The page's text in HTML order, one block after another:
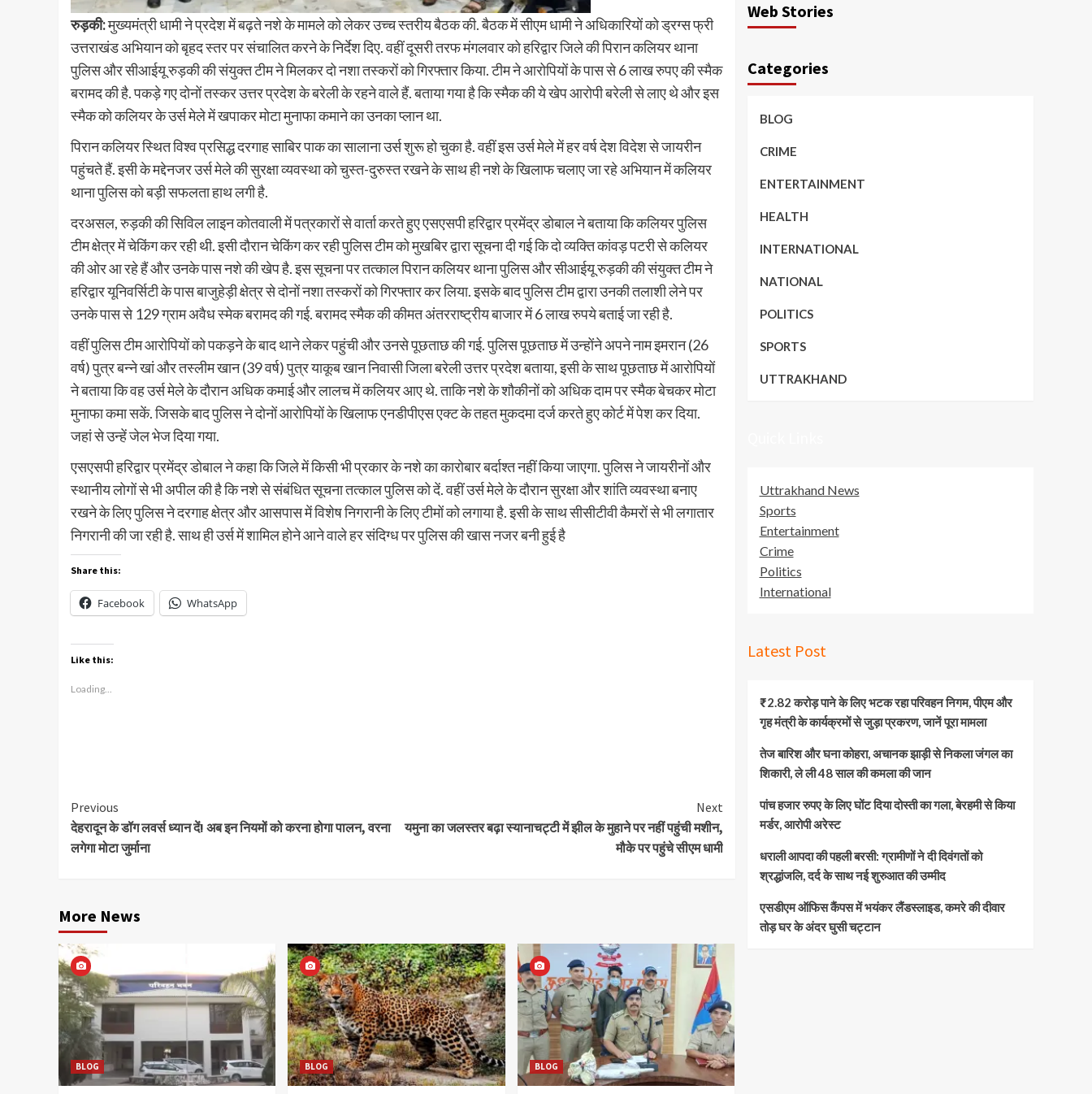
रुड़की:मुख्यमंत्री धामी ने प्रदेश में बढ़ते नशे के मामले को लेकर उच्च स्तरीय बैठक की. बैठक में सीएम धामी ने अधिकारियों को ड्रग्स फ्री
उत्तराखंड अभियान को बृहद स्तर पर संचालित करने के निर्देश दिए. वहीं दूसरी तरफ मंगलवार को हरिद्वार जिले की पिरान कलियर थाना
पुलिस और सीआईयू रुड़की की संयुक्त टीम ने मिलकर दो नशा तस्करों को गिरफ्तार किया. टीम ने आरोपियों के पास से 6 लाख रुपए की स्मैक
बरामद की है. पकड़े गए दोनों तस्कर उत्तर प्रदेश के बरेली के रहने वाले हैं. बताया गया है कि स्मैक की ये खेप आरोपी बरेली से लाए थे और इस
स्मैक को कलियर के उर्स मेले में खपाकर मोटा मुनाफा कमाने का उनका प्लान था.
पिरान कलियर स्थित विश्व प्रसिद्ध दरगाह साबिर पाक का सालाना उर्स शुरू हो चुका है. वहीं इस उर्स मेले में हर वर्ष देश विदेश से जायरीन
पहुंचते हैं. इसी के मद्देनजर उर्स मेले की सुरक्षा व्यवस्था को चुस्त-दुरुस्त रखने के साथ ही नशे के खिलाफ चलाए जा रहे अभियान में कलियर
थाना पुलिस को बड़ी सफलता हाथ लगी है.
दरअसल, रुड़की की सिविल लाइन कोतवाली में पत्रकारों से वार्ता करते हुए एसएसपी हरिद्वार प्रमेंद्र डोबाल ने बताया कि कलियर पुलिस
टीम क्षेत्र में चेकिंग कर रही थी. इसी दौरान चेकिंग कर रही पुलिस टीम को मुखबिर द्वारा सूचना दी गई कि दो व्यक्ति कांवड़ पटरी से कलियर
की ओर आ रहे हैं और उनके पास नशे की खेप है. इस सूचना पर तत्काल पिरान कलियर थाना पुलिस और सीआईयू रुड़की की संयुक्त टीम ने
हरिद्वार यूनिवर्सिटी के पास बाजुहेड़ी क्षेत्र से दोनों नशा तस्करों को गिरफ्तार कर लिया. इसके बाद पुलिस टीम द्वारा उनकी तलाशी लेने पर
उनके पास से 129 ग्राम अवैध स्मेक बरामद की गई. बरामद स्मैक की कीमत अंतरराष्ट्रीय बाजार में 6 लाख रुपये बताई जा रही है.
वहीं पुलिस टीम आरोपियों को पकड़ने के बाद थाने लेकर पहुंची और उनसे पूछताछ की गई. पुलिस पूछताछ में उन्होंने अपने नाम इमरान (26
वर्ष) पुत्र बन्ने खां और तस्लीम खान (39 वर्ष) पुत्र याकूब खान निवासी जिला बरेली उत्तर प्रदेश बताया, इसी के साथ पूछताछ में आरोपियों
ने बताया कि वह उर्स मेले के दौरान अधिक कमाई और लालच में कलियर आए थे. ताकि नशे के शौकीनों को अधिक दाम पर स्मैक बेचकर मोटा
मुनाफा कमा सकें. जिसके बाद पुलिस ने दोनों आरोपियों के खिलाफ एनडीपीएस एक्ट के तहत मुकदमा दर्ज करते हुए कोर्ट में पेश कर दिया.
जहां से उन्हें जेल भेज दिया गया.
एसएसपी हरिद्वार प्रमेंद्र डोबाल ने कहा कि जिले में किसी भी प्रकार के नशे का कारोबार बर्दाश्त नहीं किया जाएगा. पुलिस ने जायरीनों और
स्थानीय लोगों से भी अपील की है कि नशे से संबंधित सूचना तत्काल पुलिस को दें. वहीं उर्स मेले के दौरान सुरक्षा और शांति व्यवस्था बनाए
रखने के लिए पुलिस ने दरगाह क्षेत्र और आसपास में विशेष निगरानी के लिए टीमों को लगाया है. इसी के साथ सीसीटीवी कैमरों से भी लगातार
निगरानी की जा रही है. साथ ही उर्स में शामिल होने आने वाले हर संदिग्ध पर पुलिस की खास नजर बनी हुई है
Share this:
Facebook WhatsApp
Like this:
Loading...
Continue
Reading
Previous
देहरादून के डॉग लवर्स ध्यान दें! अब इन नियमों को करना होगा पालन, वरना
लगेगा मोटा जुर्माना
Next
यमुना का जलस्तर बढ़ा स्यानाचट्टी में झील के मुहाने पर नहीं पहुंची मशीन,
मौके पर पहुंचे सीएम धामी
More News
BLOG BLOG BLOG
Web Stories
Categories
BLOG
CRIME
ENTERTAINMENT
HEALTH
INTERNATIONAL
NATIONAL
POLITICS
SPORTS
UTTRAKHAND
Uttrakhand News
Sports
Entertainment
Crime
Politics
International
Latest Post
₹2.82 करोड़ पाने के लिए भटक रहा परिवहन निगम, पीएम और
गृह मंत्री के कार्यक्रमों से जुड़ा प्रकरण, जानें पूरा मामला
तेज बारिश और घना कोहरा, अचानक झाड़ी से निकला जंगल का
शिकारी, ले ली 48 साल की कमला की जान
पांच हजार रुपए के लिए घोंट दिया दोस्ती का गला, बेरहमी से किया
मर्डर, आरोपी अरेस्ट
धराली आपदा की पहली बरसी: ग्रामीणों ने दी दिवंगतों को
श्रद्धांजलि, दर्द के साथ नई शुरुआत की उम्मीद
एसडीएम ऑफिस कैंपस में भयंकर लैंडस्लाइड, कमरे की दीवार
तोड़ घर के अंदर घुसी चट्टान